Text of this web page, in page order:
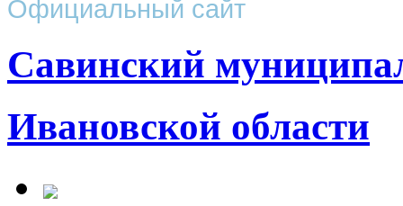
Официальный сайт
Савинский
Ивановской области